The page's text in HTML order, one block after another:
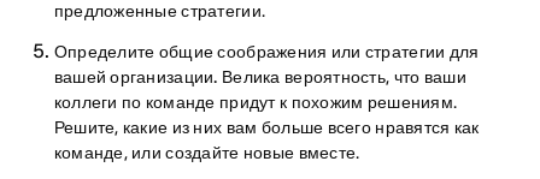
предложенные стратегии.
Определите общие соображения или стратегии для
вашей организации. Велика вероятность, что ваши
коллеги по команде придут к похожим решениям.
Решите, какие из них вам больше всего нравятся как
команде, или создайте новые вместе.